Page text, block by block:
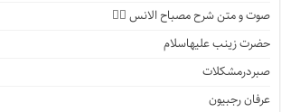
صوت و متن شرح مصباح الانس ۵️⃣
حضرت زینب علیهاسلام
صبردرمشکلات
عرفان رجبیون